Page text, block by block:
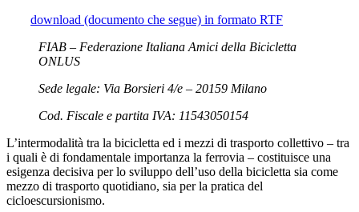
download (documento che segue) in formato RTF
FIAB – Federazione Italiana Amici della Bicicletta
ONLUS
Sede legale: Via Borsieri 4/e – 20159 Milano
Cod. Fiscale e partita IVA: 11543050154
L’intermodalità tra la bicicletta ed i mezzi di trasporto collettivo – tra
i quali è di fondamentale importanza la ferrovia – costituisce una
esigenza decisiva per lo sviluppo dell’uso della bicicletta sia come
mezzo di trasporto quotidiano, sia per la pratica del
cicloescursionismo.